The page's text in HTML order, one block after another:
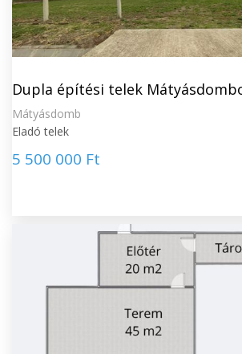
Dupla építési telek
Mátyásdomb
Eladó telek
5 500 000 Ft